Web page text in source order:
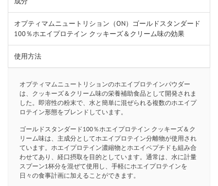
オプティマムニュートリション（ON）ゴールドスタンダード
100％ホエイプロテイン クッキーズ＆クリーム味の効果
使用方法
オプティマムニュートリションのホエイプロテインパウダー
は、クッキーズ＆クリーム味の栄養補助食品として開発されま
した。即溶性の粉末で、水と簡単に混ぜられる複数のホエイプ
ロテイン形態をブレンドしています。
ゴールドスタンダード100％ホエイプロテイン クッキーズ＆ク
リーム味は、主成分としてホエイプロテイン分離物が使用され
ています。ホエイプロテイン濃縮物とホエイペプチドも組み合
わせてあり、経口摂取を目的としています。通常は、水に計量
スプーン1杯分を混ぜて使用し、手軽にホエイプロテインを
日々の食事計画に加えることができます。